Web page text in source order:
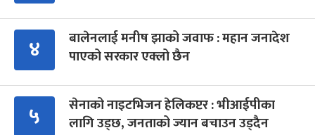
४
बालेनलाई मनीष झाको जवाफ : महान जनादेश
पाएको सरकार एक्लो छैन
५
सेनाको नाइटभिजन हेलिकप्टर : भीआईपीका
लागि उड्छ, जनताको ज्यान बचाउन उड्दैन